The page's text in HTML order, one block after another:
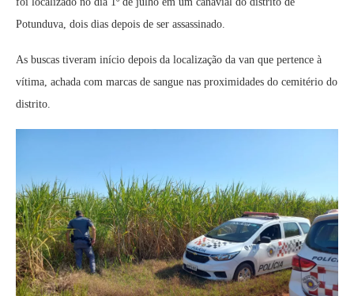
Potunduva, dois dias depois de ser assassinado.
As buscas tiveram início depois da localização da van que pertence à
vítima, achada com marcas de sangue nas proximidades do cemitério do
distrito.